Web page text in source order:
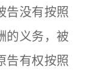
告没有按照
的义务，被
告有权按照